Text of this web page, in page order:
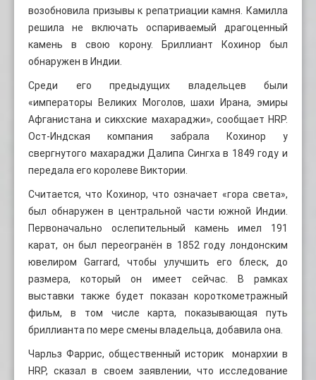
возобновила призывы к репатриации камня. Камилла
решила не включать оспариваемый драгоценный
камень в свою корону. Бриллиант Кохинор был
обнаружен в Индии.
Среди его предыдущих владельцев были
«императоры Великих Моголов, шахи Ирана, эмиры
Афганистана и сикхские махараджи», сообщает HRP.
Ост-Индская компания забрала Кохинор у
свергнутого махараджи Далипа Сингха в 1849 году и
передала его королеве Виктории.
Считается, что Кохинор, что означает «гора света»,
был обнаружен в центральной части южной Индии.
Первоначально ослепительный камень имел 191
карат, он был переогранён в 1852 году лондонским
ювелиром Garrard, чтобы улучшить его блеск, до
размера, который он имеет сейчас. В рамках
выставки также будет показан короткометражный
фильм, в том числе карта, показывающая путь
бриллианта по мере смены владельца, добавила она.
Чарльз Фаррис, общественный историк монархии в
HRP, сказал в своем заявлении, что исследование